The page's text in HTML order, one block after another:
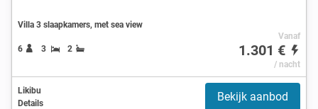
Villa 3 slaapkamers, met sea view
6 3 2
Vanaf
1.301 €
/ nacht
Likibu
Details
Bekijk aanbod